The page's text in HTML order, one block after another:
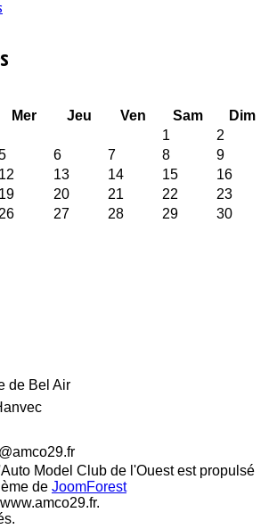
Mer Jeu Ven Sam
Dim
1
2
6 7 8
9
12 13 14 15
16
19 20 21 22
23
26 27 28 29
30
de Bel Air
Model Club de l'Ouest est propulsé
de JoomForest